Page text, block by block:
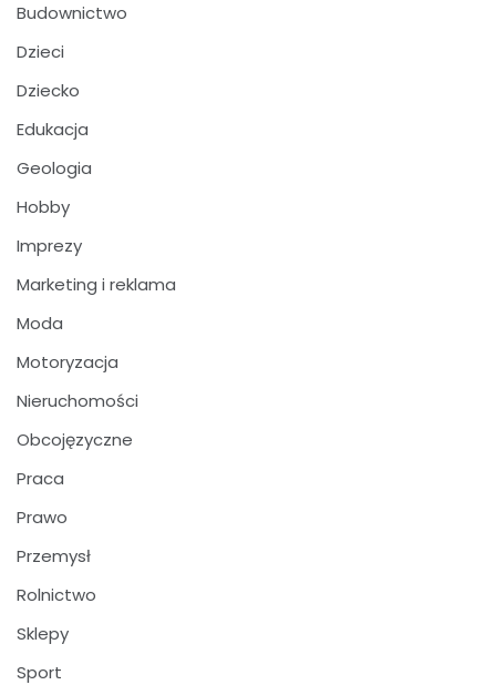
Budownictwo
Dzieci
Dziecko
Edukacja
Geologia
Hobby
Imprezy
Marketing i reklama
Moda
Motoryzacja
Nieruchomości
Obcojęzyczne
Praca
Prawo
Przemysł
Rolnictwo
Sklepy
Sport